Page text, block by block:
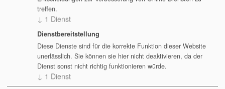
Open-Source-Alternativen für Organisationen, Behörden und
Unternehmen
Was Sie mitbringen sollten
Die Anforderungen sind hoch, aber realistisch. Entscheidend ist nicht,
dass Sie schon alles perfekt beherrschen. Entscheidend ist, dass Sie
eine belastbare technische Grundlage mitbringen und zuverlässig
treffen.
↓ 1 Dienst
Dienstbereitstellung
Diese Dienste sind für die korrekte Funktion dieser Website
unerlässlich. Sie können sie hier nicht deaktivieren, da der
Dienst sonst nicht richtig funktionieren würde.
↓ 1 Dienst